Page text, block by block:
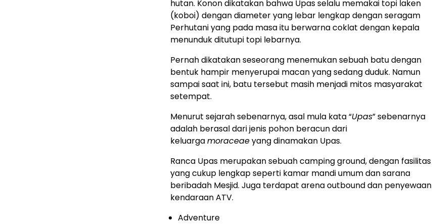
hutan. Konon dikatakan bahwa Upas selalu memakai topi laken
(koboi) dengan diameter yang lebar lengkap dengan seragam
Perhutani yang pada masa itu berwarna coklat dengan kepala
menunduk ditutupi topi lebarnya.
Pernah dikatakan seseorang menemukan sebuah batu dengan
bentuk hampir menyerupai macan yang sedang duduk. Namun
sampai saat ini, batu tersebut masih menjadi mitos masyarakat
setempat.
Menurut sejarah sebenarnya, asal mula kata “Upas” sebenarnya
adalah berasal dari jenis pohon beracun dari
keluargamoraceaeyang dinamakan Upas.
Ranca Upas merupakan sebuah camping ground, dengan fasilitas
yang cukup lengkap seperti kamar mandi umum dan sarana
beribadah Mesjid. Juga terdapat arena outbound dan penyewaan
kendaraan ATV.
Adventure